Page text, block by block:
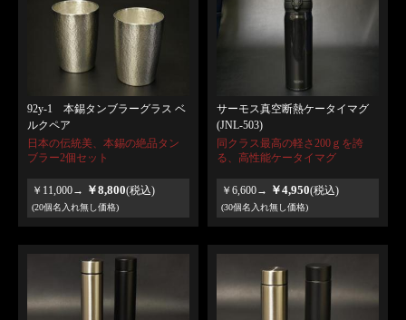
92y-1 本錫タンブラーグラス ベ
ルクペア
日本の伝統美、本錫の絶品タン
ブラー2個セット
￥11,000→ ￥8,800(税込)
(20個名入れ無し価格)
サーモス真空断熱ケータイマグ
(JNL-503)
同クラス最高の軽さ200ｇを誇
る、高性能ケータイマグ
￥6,600→ ￥4,950(税込)
(30個名入れ無し価格)